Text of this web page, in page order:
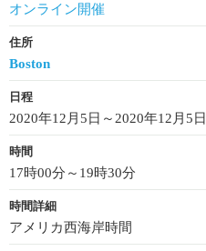
オンライン開催
住所
Boston
日程
2020年12月5日～2020年12月5日
時間
17時00分～19時30分
時間詳細
アメリカ西海岸時間